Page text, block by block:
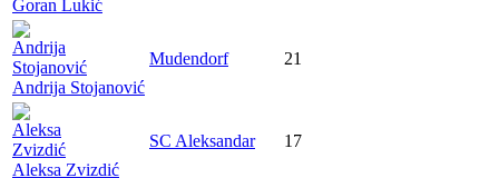
Goran Lukić
Andrija Stojanović
Mudendorf 21
Aleksa Zvizdić
SC Aleksandar 17